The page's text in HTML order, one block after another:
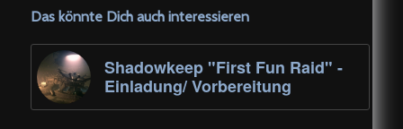
Das könnte Dich auch interessieren
Shadowkeep "First Fun Raid" -
Einladung/ Vorbereitung